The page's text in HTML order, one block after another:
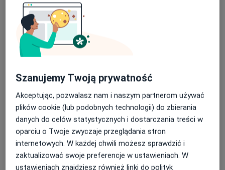
Konsultacja pediatryczna (NFZ)
Darmowa usługa
Szczegóły
Umów
Konsultacja internistyczna (NFZ)
Darmowa usługa
SzczegółyKonsultacja internistyczna
Umów
Szanujemy Twoją prywatność
Akceptując, pozwalasz nam i naszym partnerom używać
plików cookie (lub podobnych technologii) do zbierania
danych do celów statystycznych i dostarczania treści w
oparciu o Twoje zwyczaje przeglądania stron
internetowych. W każdej chwili możesz sprawdzić i
zaktualizować swoje preferencje w ustawieniach. W
ustawieniach znajdziesz również linki do polityk